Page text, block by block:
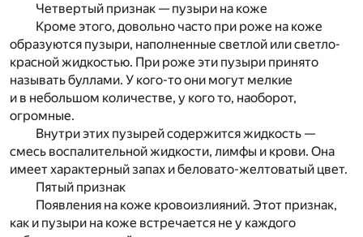
Четвертый признак — пузыри на коже
Кроме этого, довольно часто при роже на коже
образуются пузыри, наполненные светлой или светло-
красной жидкостью. При роже эти пузыри принято
называть буллами. У кого-то они могут мелкие
и в небольшом количестве, у кого то, наоборот,
огромные.
Внутри этих пузырей содержится жидкость —
смесь воспалительной жидкости, лимфы и крови. Она
имеет характерный запах и беловато-желтоватый цвет.
Пятый признак
Появления на коже кровоизлияний. Этот признак,
как и пузыри на коже встречается не у каждого